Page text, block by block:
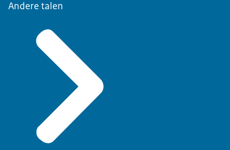
Andere talen